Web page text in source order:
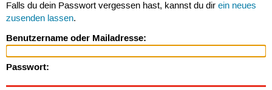
Falls du dein Passwort vergessen hast, kannst du dir ein neues
zusenden lassen.
Benutzername oder Mailadresse:
Passwort: